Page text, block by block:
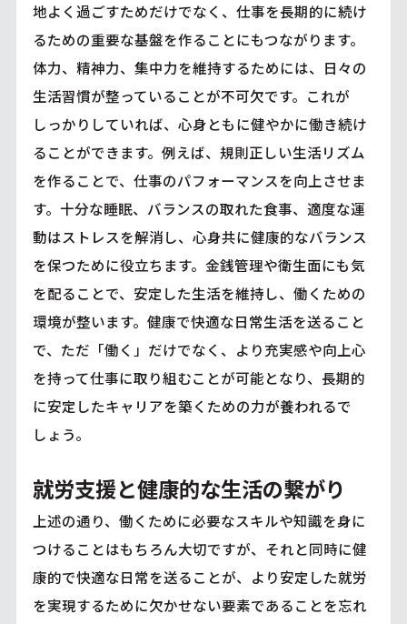
地よく過ごすためだけでなく、仕事を長期的に続け
るための重要な基盤を作ることにもつながります。
体力、精神力、集中力を維持するためには、日々の
生活習慣が整っていることが不可欠です。これが
しっかりしていれば、心身ともに健やかに働き続け
ることができます。例えば、規則正しい生活リズム
を作ることで、仕事のパフォーマンスを向上させま
す。十分な睡眠、バランスの取れた食事、適度な運
動はストレスを解消し、心身共に健康的なバランス
を保つために役立ちます。金銭管理や衛生面にも気
を配ることで、安定した生活を維持し、働くための
環境が整います。健康で快適な日常生活を送ること
で、ただ「働く」だけでなく、より充実感や向上心
を持って仕事に取り組むことが可能となり、長期的
に安定したキャリアを築くための力が養われるで
しょう。
就労支援と健康的な生活の繋がり
上述の通り、働くために必要なスキルや知識を身に
つけることはもちろん大切ですが、それと同時に健
康的で快適な日常を送ることが、より安定した就労
を実現するために欠かせない要素であることを忘れ